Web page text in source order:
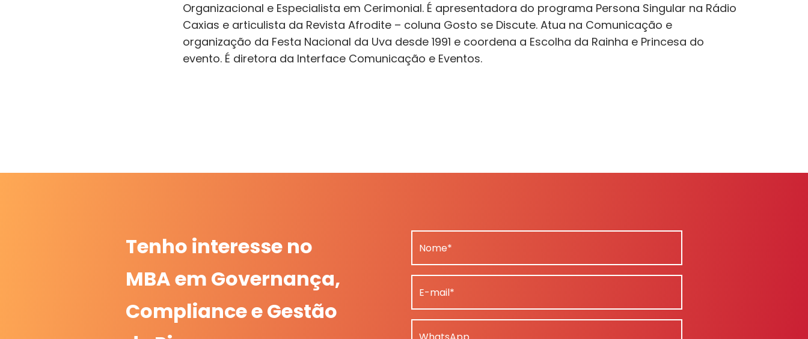
Organizacional e Especialista em Cerimonial. É apresentadora do programa Persona Singular na Rádio
Caxias e articulista da Revista Afrodite – coluna Gosto se Discute. Atua na Comunicação e
organização da Festa Nacional da Uva desde 1991 e coordena a Escolha da Rainha e Princesa do
evento. É diretora da Interface Comunicação e Eventos.
Tenho interesse no
MBA em Governança,
Compliance e Gestão
Nome*
E-mail*